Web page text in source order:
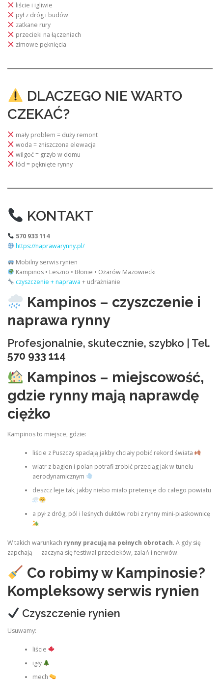
liście i igliwie
pył z dróg i budów
zatkane rury
przecieki na łączeniach
zimowe pęknięcia
DLACZEGO NIE WARTO
CZEKAĆ?
mały problem = duży remont
woda = zniszczona elewacja
wilgoć = grzyb w domu
lód = pęknięte rynny
KONTAKT
570 933 114
https://naprawarynny.pl/
Mobilny serwis rynien
Kampinos • Leszno • Błonie • Ożarów Mazowiecki
czyszczenie + naprawa + udrażnianie
Kampinos – czyszczenie i
naprawa rynny
Profesjonalnie, skutecznie, szybko | Tel.
570 933 114
Kampinos – miejscowość,
gdzie rynny mają naprawdę
ciężko
Kampinos to miejsce, gdzie:
liście z Puszczy spadają jakby chciały pobić rekord świata
wiatr z bagien i polan potrafi zrobić przeciąg jak w tunelu
aerodynamicznym
deszcz leje tak, jakby niebo miało pretensje do całego powiatu
a pył z dróg, pól i leśnych duktów robi z rynny mini‑piaskownicę
W takich warunkach rynny pracują na pełnych obrotach. A gdy się
zapchają — zaczyna się festiwal przecieków, zalań i nerwów.
Co robimy w Kampinosie?
Kompleksowy serwis rynien
Czyszczenie rynien
Usuwamy:
liście
igły
mech